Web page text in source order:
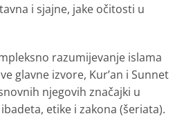
i sjajne, jake očitosti u
razumijevanje islama
glavne izvore, Kur’an i Sunnet
njegovih značajki u
etike i zakona (šeriata).